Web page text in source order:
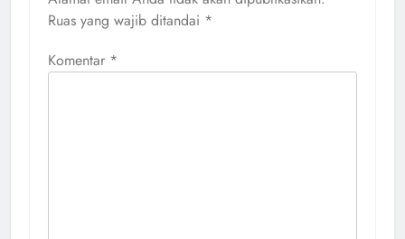
Ruas yang wajib ditandai *
Komentar *